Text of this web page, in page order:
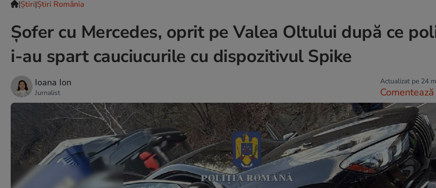
|Ştiri|Știri România
Șofer cu Mercedes, oprit pe Valea Oltului după ce
i-au spart cauciucurile cu dispozitivul Spike
Ioana Ion
Jurnalist
Actualizat pe 24
Comentează